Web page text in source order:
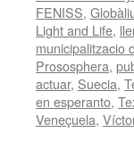
FENISS,
Light and Life,
municipalitzacio
Prososphera,
actuar, Suecia,
en esperanto,
Veneçuela,